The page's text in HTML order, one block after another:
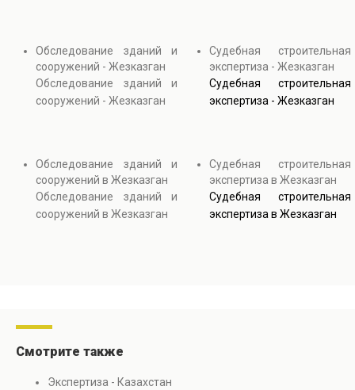
Обследование зданий и
сооружений - Жезказган
Обследование зданий и
сооружений - Жезказган
Обследование зданий и
сооружений в Жезказган
Обследование зданий и
сооружений в Жезказган
Судебная строительная
экспертиза - Жезказган
Судебная строительная
экспертиза - Жезказган
Судебная строительная
экспертиза в Жезказган
Судебная строительная
экспертиза в Жезказган
Смотрите также
Экспертиза - Казахстан